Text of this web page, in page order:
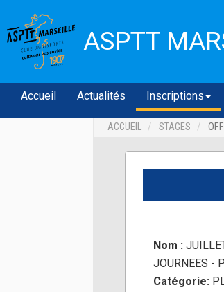
ASPTT
Accueil Actualités Inscriptions
ACCUEIL STAGES
Nom :
JOURNEES -
Catégorie: